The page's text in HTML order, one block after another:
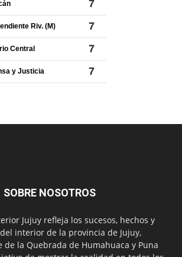
SOBRE NOSOTROS
Jujuy refleja los sucesos, hechos y
interior de la provincia de Jujuy,
la Quebrada de Humahuaca y Puna